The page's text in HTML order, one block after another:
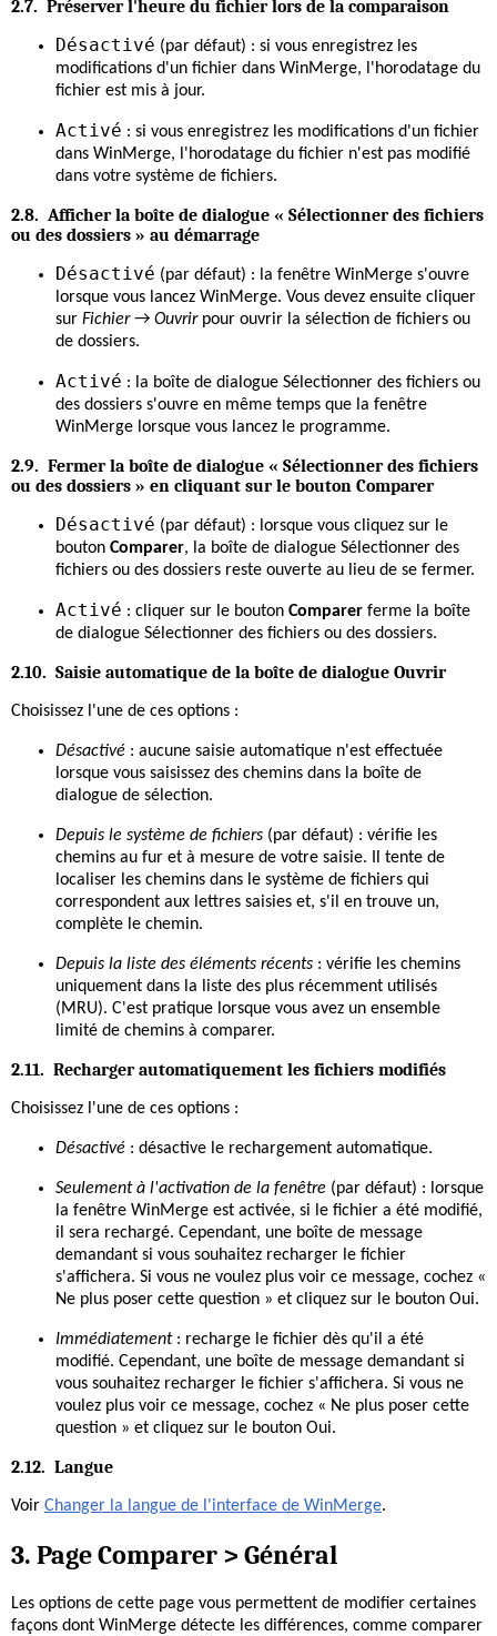
2.7. Préserver l'heure du fichier lors de la comparaison
Désactivé (par défaut) : si vous enregistrez les
modifications d'un fichier dans WinMerge, l'horodatage du
fichier est mis à jour.
Activé : si vous enregistrez les modifications d'un fichier
dans WinMerge, l'horodatage du fichier n'est pas modifié
dans votre système de fichiers.
2.8. Afficher la boîte de dialogue « Sélectionner des fichiers
ou des dossiers » au démarrage
Désactivé (par défaut) : la fenêtre WinMerge s'ouvre
lorsque vous lancez WinMerge. Vous devez ensuite cliquer
sur Fichier→ Ouvrirpour ouvrir la sélection de fichiers ou
de dossiers.
Activé : la boîte de dialogue Sélectionner des fichiers ou
des dossiers s'ouvre en même temps que la fenêtre
WinMerge lorsque vous lancez le programme.
2.9. Fermer la boîte de dialogue « Sélectionner des fichiers
ou des dossiers » en cliquant sur le bouton Comparer
Désactivé (par défaut) : lorsque vous cliquez sur le
bouton Comparer, la boîte de dialogue Sélectionner des
fichiers ou des dossiers reste ouverte au lieu de se fermer.
Activé : cliquer sur le bouton Comparer ferme la boîte
de dialogue Sélectionner des fichiers ou des dossiers.
2.10. Saisie automatique de la boîte de dialogue Ouvrir
Choisissez l'une de ces options :
Désactivé : aucune saisie automatique n'est effectuée
lorsque vous saisissez des chemins dans la boîte de
dialogue de sélection.
Depuis le système de fichiers (par défaut) : vérifie les
chemins au fur et à mesure de votre saisie. Il tente de
localiser les chemins dans le système de fichiers qui
correspondent aux lettres saisies et, s'il en trouve un,
complète le chemin.
Depuis la liste des éléments récents : vérifie les chemins
uniquement dans la liste des plus récemment utilisés
(MRU). C'est pratique lorsque vous avez un ensemble
limité de chemins à comparer.
2.11. Recharger automatiquement les fichiers modifiés
Choisissez l'une de ces options :
Désactivé : désactive le rechargement automatique.
Seulement à l'activation de la fenêtre (par défaut) : lorsque
la fenêtre WinMerge est activée, si le fichier a été modifié,
il sera rechargé. Cependant, une boîte de message
demandant si vous souhaitez recharger le fichier
s'affichera. Si vous ne voulez plus voir ce message, cochez «
Ne plus poser cette question » et cliquez sur le bouton Oui.
Immédiatement: recharge le fichier dès qu'il a été
modifié. Cependant, une boîte de message demandant si
vous souhaitez recharger le fichier s'affichera. Si vous ne
voulez plus voir ce message, cochez « Ne plus poser cette
question » et cliquez sur le bouton Oui.
2.12. Langue
Voir Changer la langue de l'interface de WinMerge.
3. Page Comparer > Général
Les options de cette page vous permettent de modifier certaines
façons dont WinMerge détecte les différences, comme comparer